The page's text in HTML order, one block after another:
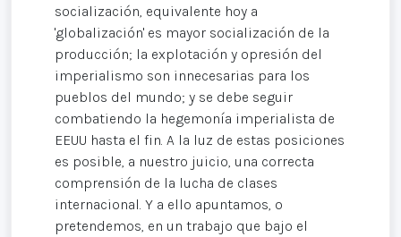
socialización, equivalente hoy a
'globalización' es mayor socialización de la
producción; la explotación y opresión del
imperialismo son innecesarias para los
pueblos del mundo; y se debe seguir
combatiendo la hegemonía imperialista de
EEUU hasta el fin. A la luz de estas posiciones
es posible, a nuestro juicio, una correcta
comprensión de la lucha de clases
internacional. Y a ello apuntamos, o
pretendemos, en un trabajo que bajo el